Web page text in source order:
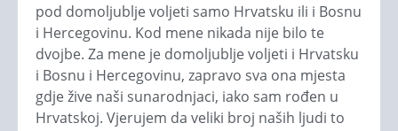
pod domoljublje voljeti samo Hrvatsku ili i Bosnu
i Hercegovinu. Kod mene nikada nije bilo te
dvojbe. Za mene je domoljublje voljeti i Hrvatsku
i Bosnu i Hercegovinu, zapravo sva ona mjesta
gdje žive naši sunarodnjaci, iako sam rođen u
Hrvatskoj. Vjerujem da veliki broj naših ljudi to